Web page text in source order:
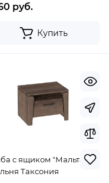
руб.
Купить
с ящиком "Мальта"
Таксония